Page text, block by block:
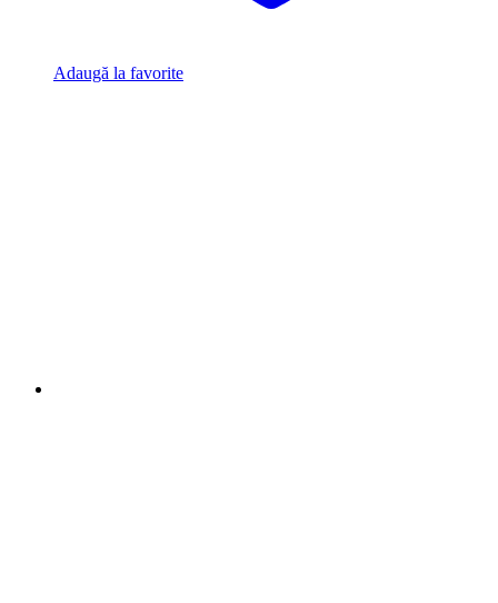
Adaugă la favorite